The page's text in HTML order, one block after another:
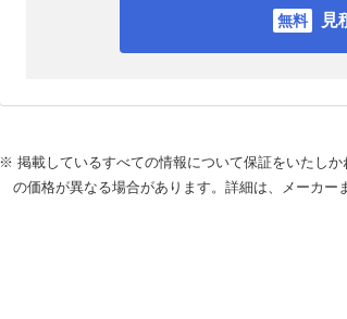
見
※ 掲載しているすべての情報について保証をいたし
の価格が異なる場合があります。詳細は、メーカー